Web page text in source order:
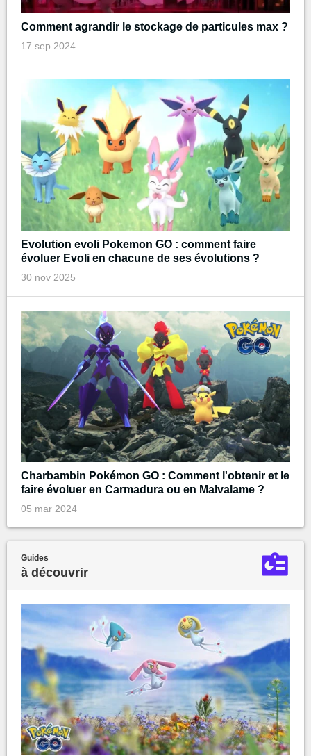
Comment agrandir le stockage de particules max ?
17 sep 2024
Evolution evoli Pokemon GO : comment faire
évoluer Evoli en chacune de ses évolutions ?
30 nov 2025
Charbambin Pokémon GO : Comment l'obtenir et le
faire évoluer en Carmadura ou en Malvalame ?
05 mar 2024
Guides
à découvrir